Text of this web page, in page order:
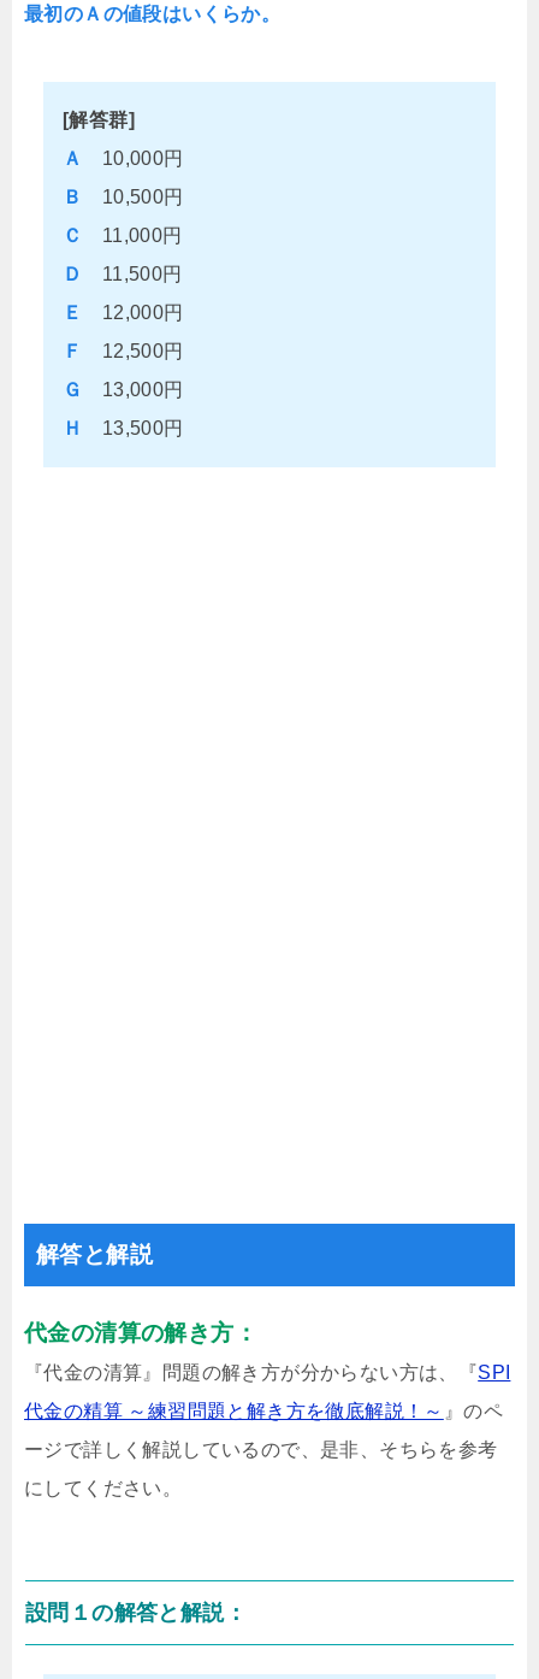
最初のＡの値段はいくらか。
[解答群]
Ａ
10,000円
Ｂ
10,500円
Ｃ
11,000円
Ｄ
11,500円
Ｅ
12,000円
Ｆ
12,500円
Ｇ
13,000円
Ｈ
13,500円
解答と解説
代金の清算の解き方：
『代金の清算』問題の解き方が分からない方は、『SPI
代金の精算 ～練習問題と解き方を徹底解説！～ 』のペ
ージで詳しく解説しているので、是非、そちらを参考
にしてください。
設問１の解答と解説：